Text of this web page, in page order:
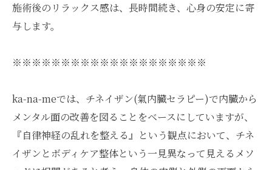
施術後のリラックス感は、長時間続き、心身の安定に寄
与します。
※※※※※※※※※※※※※※※※※※※※
ka-na-meでは、チネイザン(氣内臓セラピー)で内臓から
メンタル面の改善を図ることをベースにしていますが、
『自律神経の乱れを整える』という観点において、チネ
イザンとボディケア整体という一見異なって見えるメソ